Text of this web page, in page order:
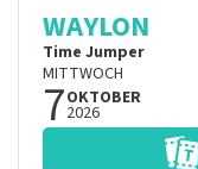
WAYLON
Time Jumper
MITTWOCH
7OKTOBER
2026